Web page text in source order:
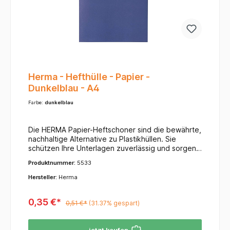
Herma - Hefthülle - Papier -
Dunkelblau - A4
Farbe: dunkelblau
Die HERMA Papier-Heftschoner sind die bewährte,
nachhaltige Alternative zu Plastikhüllen. Sie
schützen Ihre Unterlagen zuverlässig und sorgen
Farbauswahl und des praktischen
Beschriftungsfeldes bleiben Ihre Hefte stets
100 % Recyclingpapier oder Altpapier gefertigt,
Büroalltag. Einige Varianten haben eine Grammatur
Produktnummer: 5533
Hersteller: Herma
0,35 €* 0,51 €* (31.37% gespart)